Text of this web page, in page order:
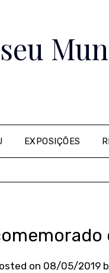
EXPOSIÇÕES
on 08/05/2019